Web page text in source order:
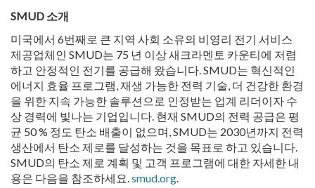
SMUD 소개
미국에서 6번째로 큰 지역 사회 소유의 비영리 전기 서비스
제공업체인 SMUD는 75 년 이상 새크라멘토 카운티에 저렴
하고 안정적인 전기를 공급해 왔습니다. SMUD는 혁신적인
에너지 효율 프로그램, 재생 가능한 전력 기술, 더 건강한 환경
을 위한 지속 가능한 솔루션으로 인정받는 업계 리더이자 수
상 경력에 빛나는 기업입니다. 현재 SMUD의 전력 공급은 평
균 50 % 정도 탄소 배출이 없으며, SMUD는 2030년까지 전력
생산에서 탄소 제로를 달성하는 것을 목표로 하고 있습니다.
SMUD의 탄소 제로 계획 및 고객 프로그램에 대한 자세한 내
용은 다음을 참조하세요.smud.org.